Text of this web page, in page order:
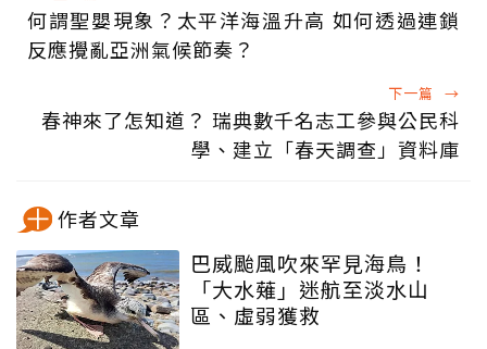
何謂聖嬰現象？太平洋海溫升高 如何透過連鎖
反應攪亂亞洲氣候節奏？
下一篇 →
春神來了怎知道？ 瑞典數千名志工參與公民科
學、建立「春天調查」資料庫
作者文章
巴威颱風吹來罕見海鳥！
「大水薙」迷航至淡水山
區、虛弱獲救